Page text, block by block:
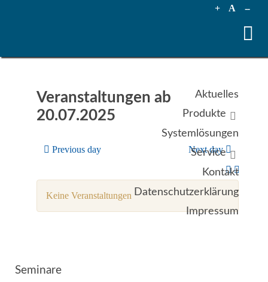
+ A --
Aktuelles
Produkte
Systemlösungen
Service
Kontakt
Datenschutzerklärung
Impressum
Veranstaltungen ab
20.07.2025
Previous day Next day
Keine Veranstaltungen
Seminare